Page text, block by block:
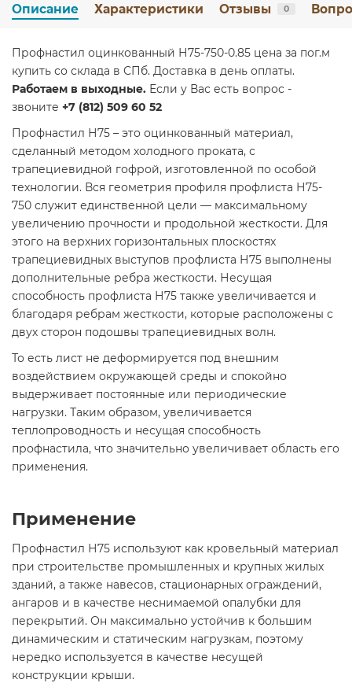
Описание Характеристики Отзывы 0
Профнастил оцинкованный Н75-750-0.85 цена за пог.м
купить со склада в СПб. Доставка в день оплаты.
Работаем в выходные. Если у Вас есть вопрос -
звоните +7 (812) 509 60 52
Профнастил Н75 – это оцинкованный материал,
сделанный методом холодного проката, с
трапециевидной гофрой, изготовленной по особой
технологии. Вся геометрия профиля профлиста Н75-
750 служит единственной цели — максимальному
увеличению прочности и продольной жесткости. Для
этого на верхних горизонтальных плоскостях
трапециевидных выступов профлиста Н75 выполнены
дополнительные ребра жесткости. Несущая
способность профлиста Н75 также увеличивается и
благодаря ребрам жесткости, которые расположены с
двух сторон подошвы трапециевидных волн.
То есть лист не деформируется под внешним
воздействием окружающей среды и спокойно
выдерживает постоянные или периодические
нагрузки. Таким образом, увеличивается
теплопроводность и несущая способность
профнастила, что значительно увеличивает область его
применения.
Применение
Профнастил Н75 используют как кровельный материал
при строительстве промышленных и крупных жилых
зданий, а также навесов, стационарных ограждений,
ангаров и в качестве неснимаемой опалубки для
перекрытий. Он максимально устойчив к большим
динамическим и статическим нагрузкам, поэтому
нередко используется в качестве несущей
конструкции крыши.